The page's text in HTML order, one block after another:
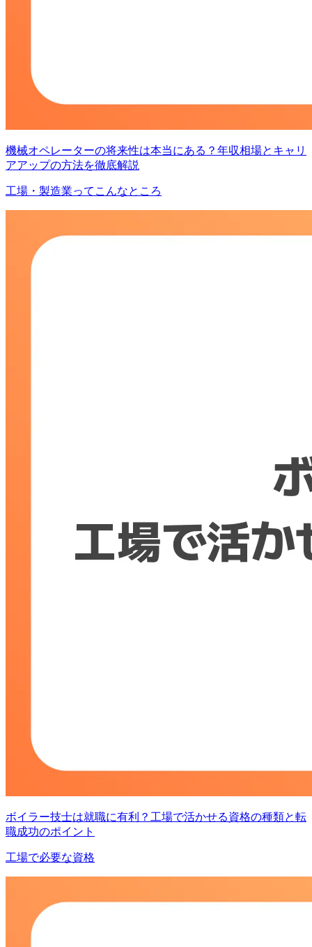
機械オペレーターの将来性は本当にある？年収相場とキャリ
アアップの方法を徹底解説
工場・製造業ってこんなところ
ボイラー技士は就職に有利？工場で活かせる資格の種類と転
職成功のポイント
工場で必要な資格